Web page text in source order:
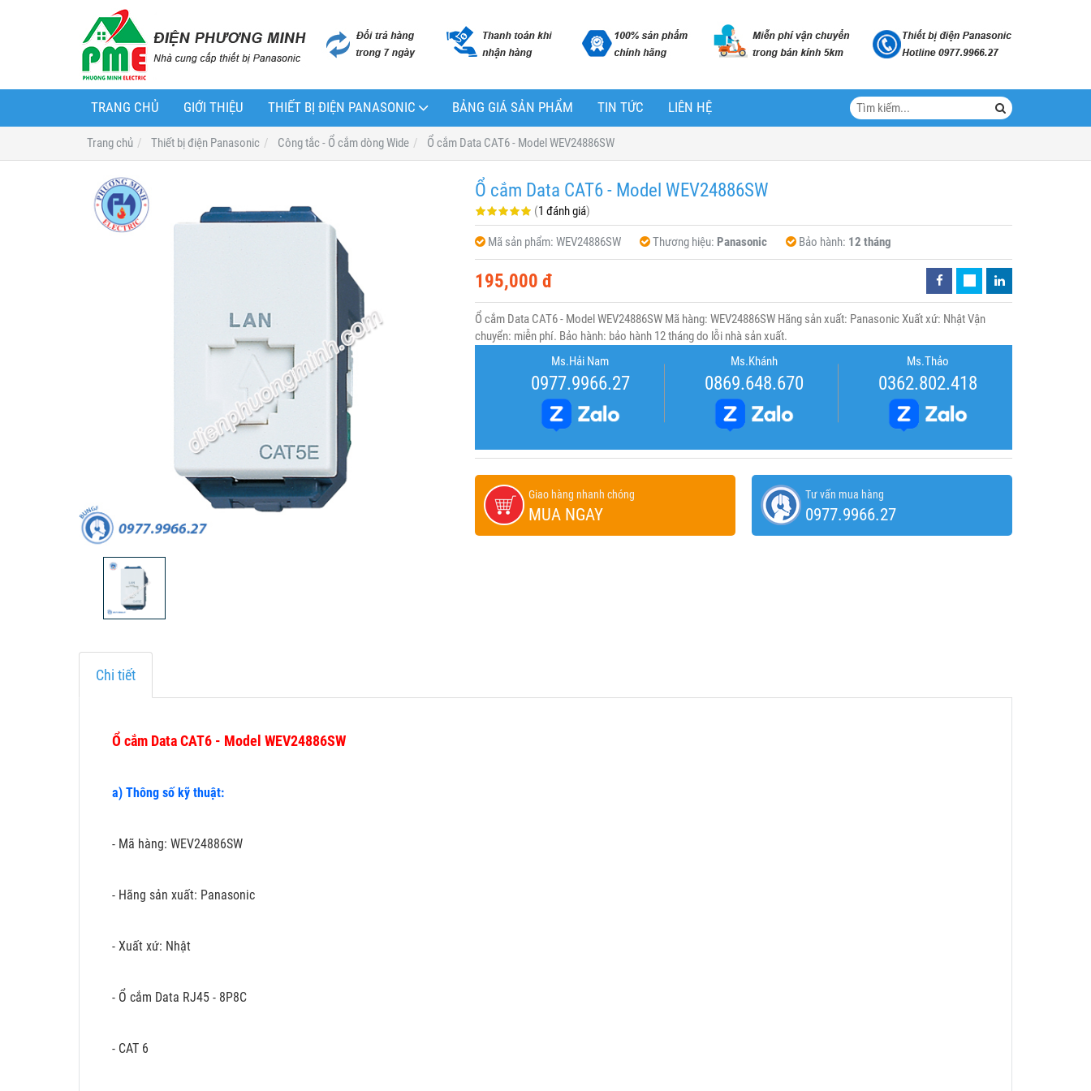
TRANG CHỦ GIỚI THIỆU THIẾT BỊ ĐIỆN PANASONIC BẢNG GIÁ SẢN PHẨM TIN TỨC LIÊN HỆ
Trang chủ Thiết bị điện Panasonic Công tắc - Ổ cắm dòng Wide Ổ cắm Data CAT6 - Model WEV24886SW
Ổ cắm Data CAT6 - Model WEV24886SW
(1 đánh giá)
Mã sản phẩm: WEV24886SW Thương hiệu: Panasonic Bảo hành: 12 tháng
195,000 đ
Ổ cắm Data CAT6 - Model WEV24886SW Mã hàng: WEV24886SW Hãng sản xuất: Panasonic Xuất xứ: Nhật Vận
chuyển: miễn phí. Bảo hành: bảo hành 12 tháng do lỗi nhà sản xuất.
Ms.Hải Nam
0977.9966.27
Ms.Khánh
0869.648.670
Ms.Thảo
0362.802.418
Giao hàng nhanh chóng
MUA NGAY
Tư vấn mua hàng
0977.9966.27
Chi tiết
Ổ cắm Data CAT6 - Model WEV24886SW
a) Thông số kỹ thuật:
- Mã hàng: WEV24886SW
- Hãng sản xuất: Panasonic
- Xuất xứ: Nhật
- Ổ cắm Data RJ45 - 8P8C
- CAT 6